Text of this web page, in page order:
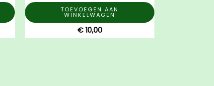
TOEVOEGEN AAN
WINKELWAGEN
€10,00